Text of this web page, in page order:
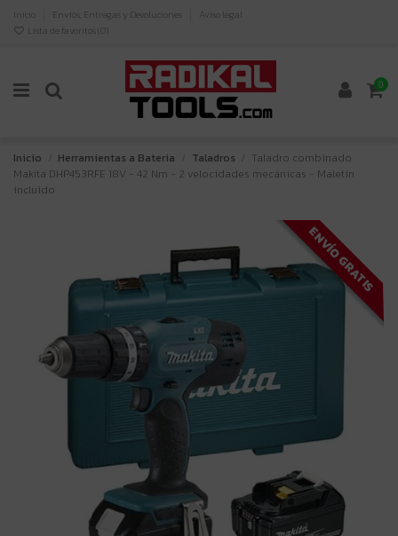
Inicio Envíos, Entregas y Devoluciones
Aviso legal
Lista de favoritos ( 0)
0
Inicio Herramientas a Bateria Taladros
Taladro combinado
Makita DHP453RFE 18V - 42 Nm - 2 velocidades mecánicas - Maletín
incluido
ENVÍO GRATIS